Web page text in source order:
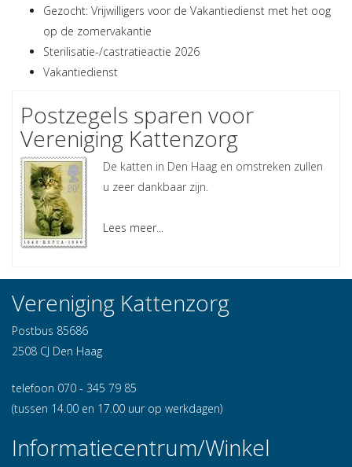
Gezocht: Vrijwilligers voor de Vakantiedienst met het oog
op de zomervakantie
Sterilisatie-/castratieactie 2026
Vakantiedienst
Postzegels sparen voor
Vereniging Kattenzorg
De katten in Den Haag en omstreken zullen
u zeer dankbaar zijn.
Lees meer...
Vereniging Kattenzorg
Postbus 85686
2508 CJ Den Haag
telefoon 070 - 345 79 85
(tussen 14.00 en 17.00 uur op werkdagen)
Informatiecentrum/Winkel